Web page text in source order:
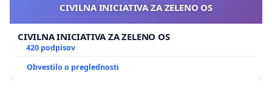
CIVILNA INICIATIVA ZA ZELENO OS
CIVILNA INICIATIVA ZA ZELENO OS
420 podpisov
Obvestilo o preglednosti